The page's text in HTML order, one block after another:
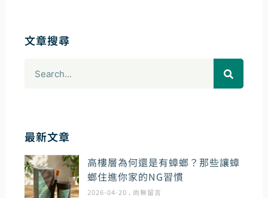
文章搜尋
最新文章
高樓層為何還是有蟑螂？那些讓蟑
螂住進你家的NG習慣
2026-04-20 尚無留言